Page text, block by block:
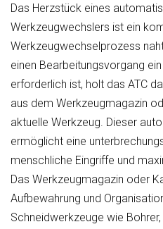
Das Herzstück eines
Werkzeugwechslers ist ein
Werkzeugwechselprozess
einen Bearbeitungsvorgang
erforderlich ist, holt das ATC
aus dem Werkzeugmagazin
aktuelle Werkzeug. Dieser
ermöglicht eine
menschliche Eingriffe und
Das Werkzeugmagazin oder
Aufbewahrung und
Schneidwerkzeuge wie